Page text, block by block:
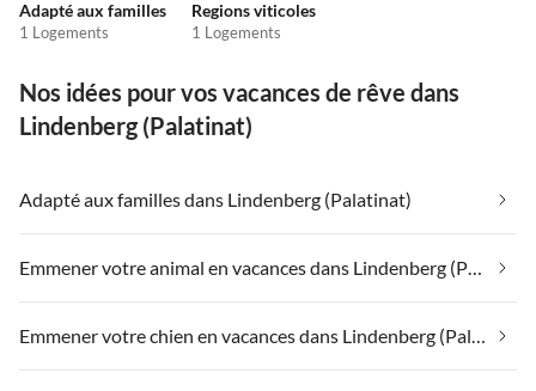
Adapté aux familles
1 Logements
Regions viticoles
1 Logements
Nos idées pour vos vacances de rêve dans
Lindenberg (Palatinat)
Adapté aux familles dans Lindenberg (Palatinat)
Emmener votre animal en vacances dans Lindenberg (Palatinat)
Emmener votre chien en vacances dans Lindenberg (Palatinat)